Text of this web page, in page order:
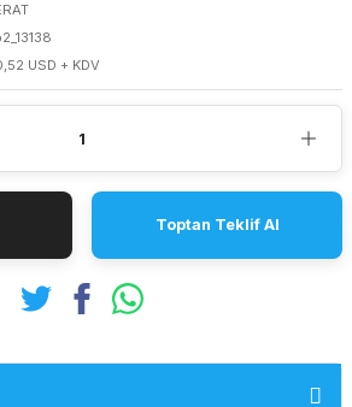
USD + KDV
Toptan Teklif Al